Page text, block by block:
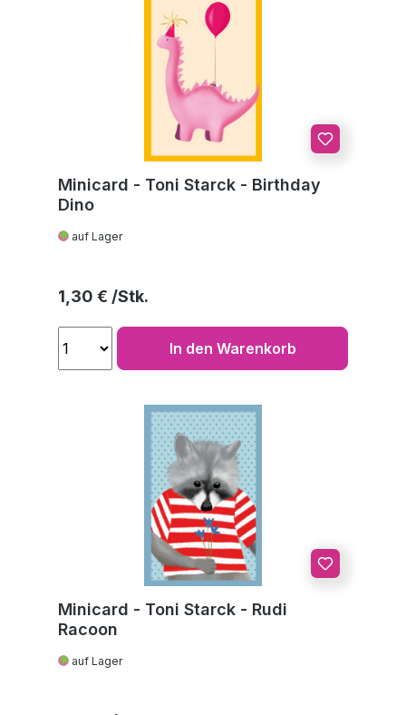
Minicard - Toni Starck - Birthday
Dino
auf Lager
Regulärer Preis:
1,30 €
In den Warenkorb
Minicard - Toni Starck - Rudi
Racoon
auf Lager